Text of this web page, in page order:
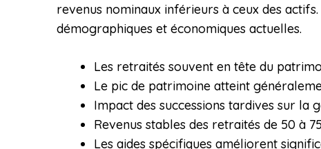
revenus nominaux inférieurs à ceux des
démographiques et économiques actuelles.
Les retraités souvent en tête du
Le pic de patrimoine atteint
Impact des successions tardives sur la
Revenus stables des retraités de 50 à
Les aides spécifiques améliorent